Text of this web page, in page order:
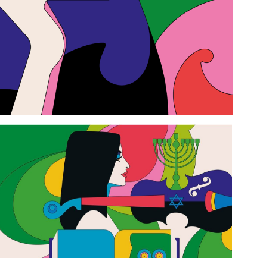
356824899_18368135626017697_4353395178179500029_n